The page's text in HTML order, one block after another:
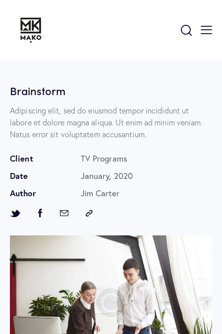
Brainstorm
Adipiscing elit, sed do eiusmod tempor incididunt ut
labore et dolore magna aliqua. Ut enim ad minim veniam.
Natus error sit voluptatem accusantium.
Client
TV Programs
Date
January, 2020
Author
Jim Carter